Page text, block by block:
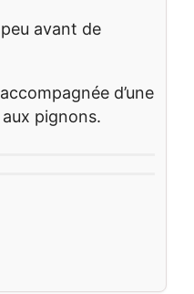
avant de
d’une
pignons.